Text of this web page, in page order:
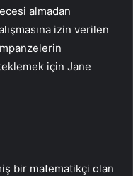
almadan
izin verilen
için Jane
bir matematikçi olan